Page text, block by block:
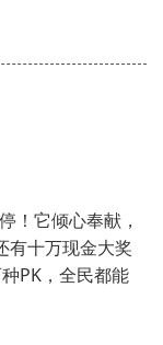
！它倾心奉献，
有十万现金大奖
PK，全民都能